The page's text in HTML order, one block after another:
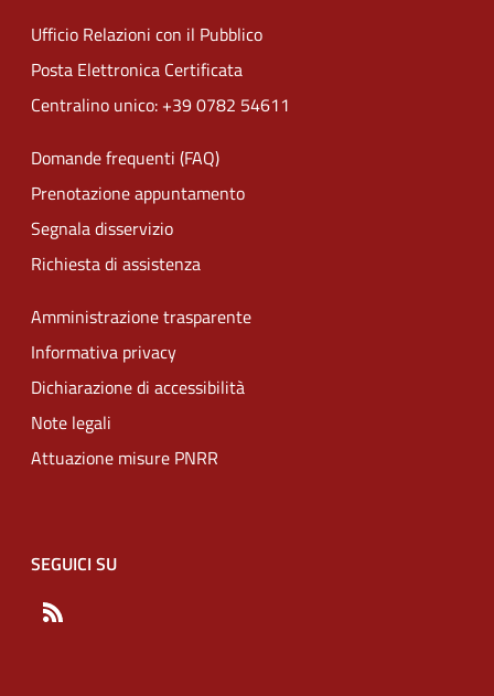
Ufficio Relazioni con il Pubblico
Posta Elettronica Certificata
Centralino unico: +39 0782 54611
Domande frequenti (FAQ)
Prenotazione appuntamento
Segnala disservizio
Richiesta di assistenza
Amministrazione trasparente
Informativa privacy
Dichiarazione di accessibilità
Note legali
Attuazione misure PNRR
SEGUICI SU